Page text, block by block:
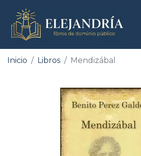
Inicio Libros Mendizábal